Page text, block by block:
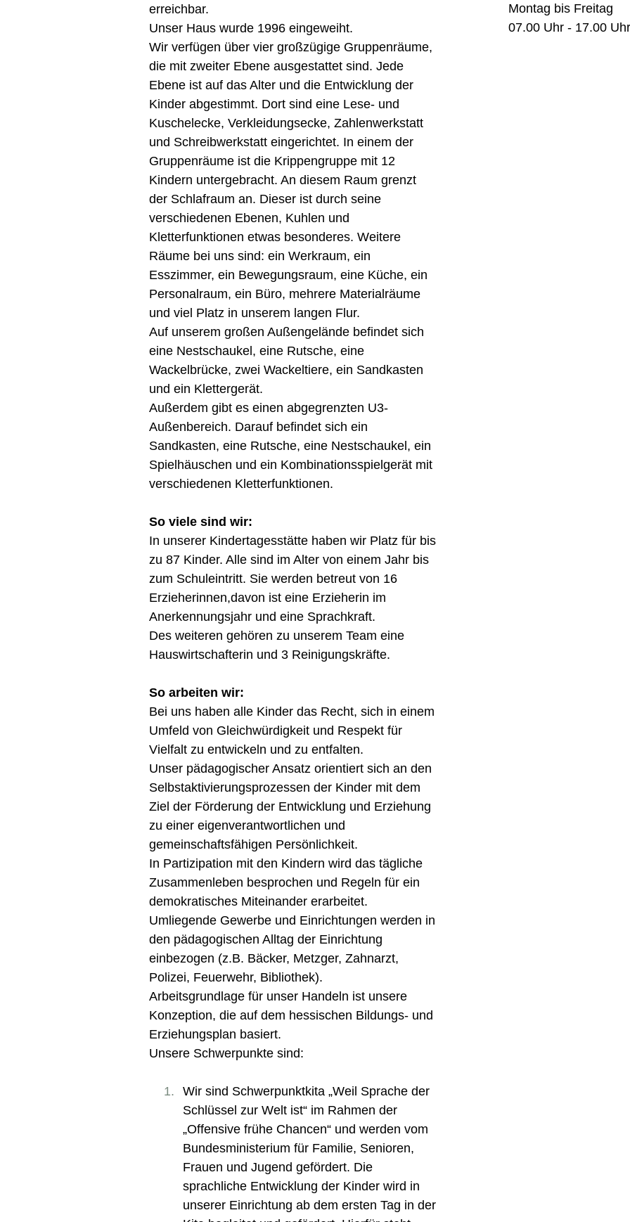
erreichbar.
Unser Haus wurde 1996 eingeweiht.
Wir verfügen über vier großzügige Gruppenräume,
die mit zweiter Ebene ausgestattet sind. Jede
Ebene ist auf das Alter und die Entwicklung der
Kinder abgestimmt. Dort sind eine Lese- und
Kuschelecke, Verkleidungsecke, Zahlenwerkstatt
und Schreibwerkstatt eingerichtet. In einem der
Gruppenräume ist die Krippengruppe mit 12
Kindern untergebracht. An diesem Raum grenzt
der Schlafraum an. Dieser ist durch seine
verschiedenen Ebenen, Kuhlen und
Kletterfunktionen etwas besonderes. Weitere
Räume bei uns sind: ein Werkraum, ein
Esszimmer, ein Bewegungsraum, eine Küche, ein
Personalraum, ein Büro, mehrere Materialräume
und viel Platz in unserem langen Flur.
Auf unserem großen Außengelände befindet sich
eine Nestschaukel, eine Rutsche, eine
Wackelbrücke, zwei Wackeltiere, ein Sandkasten
und ein Klettergerät.
Außerdem gibt es einen abgegrenzten U3-
Außenbereich. Darauf befindet sich ein
Sandkasten, eine Rutsche, eine Nestschaukel, ein
Spielhäuschen und ein Kombinationsspielgerät mit
verschiedenen Kletterfunktionen.
So viele sind wir:
In unserer Kindertagesstätte haben wir Platz für bis
zu 87 Kinder. Alle sind im Alter von einem Jahr bis
zum Schuleintritt. Sie werden betreut von 16
Erzieherinnen,davon ist eine Erzieherin im
Anerkennungsjahr und eine Sprachkraft.
Des weiteren gehören zu unserem Team eine
Hauswirtschafterin und 3 Reinigungskräfte.
So arbeiten wir:
Bei uns haben alle Kinder das Recht, sich in einem
Umfeld von Gleichwürdigkeit und Respekt für
Vielfalt zu entwickeln und zu entfalten.
Unser pädagogischer Ansatz orientiert sich an den
Selbstaktivierungsprozessen der Kinder mit dem
Ziel der Förderung der Entwicklung und Erziehung
zu einer eigenverantwortlichen und
gemeinschaftsfähigen Persönlichkeit.
In Partizipation mit den Kindern wird das tägliche
Zusammenleben besprochen und Regeln für ein
demokratisches Miteinander erarbeitet.
Umliegende Gewerbe und Einrichtungen werden in
den pädagogischen Alltag der Einrichtung
einbezogen (z.B. Bäcker, Metzger, Zahnarzt,
Polizei, Feuerwehr, Bibliothek).
Arbeitsgrundlage für unser Handeln ist unsere
Konzeption, die auf dem hessischen Bildungs- und
Erziehungsplan basiert.
Unsere Schwerpunkte sind:
Wir sind Schwerpunktkita „Weil Sprache der
Schlüssel zur Welt ist“ im Rahmen der
„Offensive frühe Chancen“ und werden vom
Bundesministerium für Familie, Senioren,
Frauen und Jugend gefördert. Die
sprachliche Entwicklung der Kinder wird in
unserer Einrichtung ab dem ersten Tag in der
Montag bis Freitag
07.00 Uhr - 17.00